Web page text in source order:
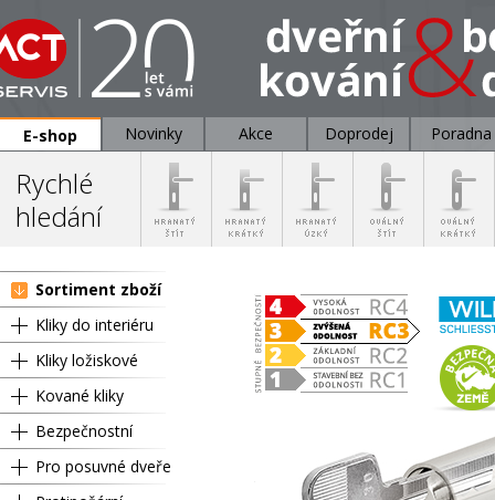
E-shop Novinky Akce Doprodej Poradna
Rychlé
hledání
Sortiment zboží
Kliky do interiéru
Kliky ložiskové
Kované kliky
Bezpečnostní
Pro posuvné dveře